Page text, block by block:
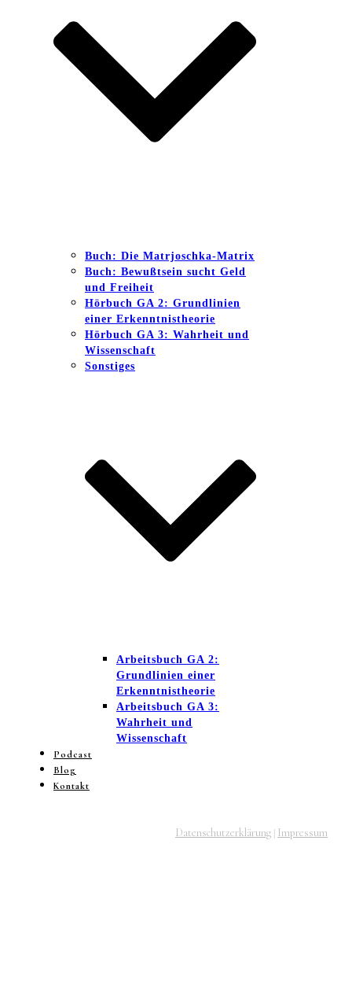
Buch: Die Matrjoschka-Matrix
Buch: Bewußtsein sucht Geld
und Freiheit
Hörbuch GA 2: Grundlinien
einer Erkenntnistheorie
Hörbuch GA 3: Wahrheit und
Wissenschaft
Sonstiges
Arbeitsbuch GA 2:
Grundlinien einer
Erkenntnistheorie
Arbeitsbuch GA 3:
Wahrheit und
Wissenschaft
Podcast
Blog
Kontakt
Datenschutzerklärung | Impressum